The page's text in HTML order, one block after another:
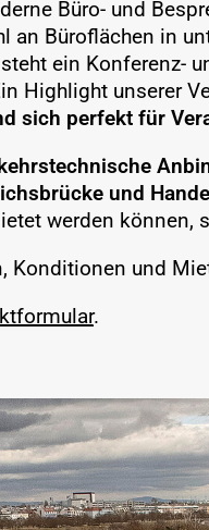
Büro- und
an Büroflächen in
ein Konferenz-
Highlight unserer
sich perfekt für
und
werden können,
Konditionen und
.